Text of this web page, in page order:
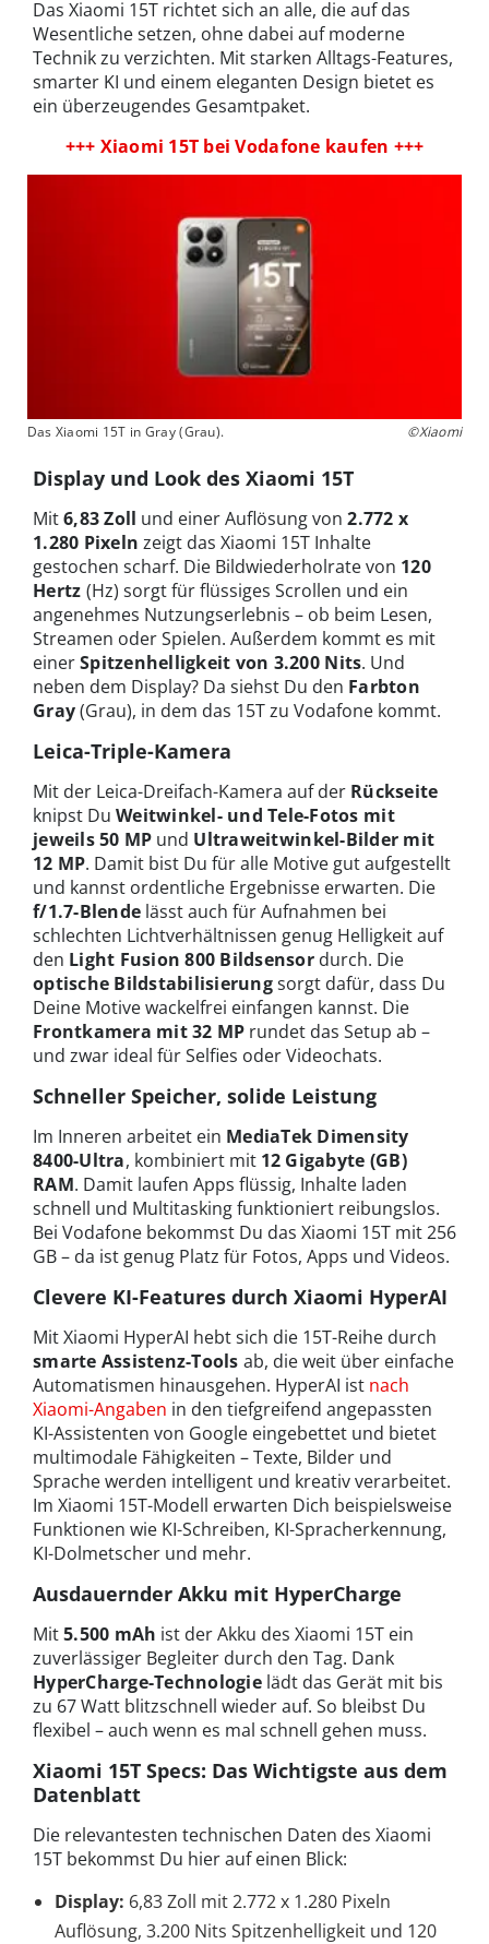
Das Xiaomi 15T richtet sich an alle, die auf das
Wesentliche setzen, ohne dabei auf moderne
Technik zu verzichten. Mit starken Alltags-Features,
smarter KI und einem eleganten Design bietet es
ein überzeugendes Gesamtpaket.
+++ Xiaomi 15T bei Vodafone kaufen +++
Das Xiaomi 15T in Gray (Grau). ©Xiaomi
Display und Look des Xiaomi 15T
Mit6,83 Zoll und einer Auflösung von2.772 x
1.280 Pixeln zeigt das Xiaomi 15T Inhalte
gestochen scharf. Die Bildwiederholrate von 120
Hertz (Hz) sorgt für flüssiges Scrollen und ein
angenehmes Nutzungserlebnis – ob beim Lesen,
Streamen oder Spielen. Außerdem kommt es mit
einerSpitzenhelligkeit von 3.200 Nits. Und
neben dem Display? Da siehst Du den Farbton
Gray(Grau), in dem das 15T zu Vodafone kommt.
Leica-Triple-Kamera
Mit der Leica-Dreifach-Kamera auf der Rückseite
knipst Du Weitwinkel- und Tele-Fotos mit
jeweils 50 MP und Ultraweitwinkel-Bilder mit
12 MP. Damit bist Du für alle Motive gut aufgestellt
und kannst ordentliche Ergebnisse erwarten. Die
f/1.7-Blende lässt auch für Aufnahmen bei
schlechten Lichtverhältnissen genug Helligkeit auf
den Light Fusion 800 Bildsensor durch. Die
optische Bildstabilisierungsorgt dafür, dass Du
Deine Motive wackelfrei einfangen kannst. Die
Frontkamera mit 32 MP rundet das Setup ab –
und zwar ideal für Selfies oder Videochats.
Schneller Speicher, solide Leistung
Im Inneren arbeitet ein MediaTek Dimensity
8400-Ultra, kombiniert mit 12 Gigabyte (GB)
RAM. Damit laufen Apps flüssig, Inhalte laden
schnell und Multitasking funktioniert reibungslos.
Bei Vodafone bekommst Du das Xiaomi 15T mit 256
GB – da ist genug Platz für Fotos, Apps und Videos.
Clevere KI-Features durch Xiaomi HyperAI
Mit Xiaomi HyperAI hebt sich die 15T-Reihe durch
smarte Assistenz-Tools ab, die weit über einfache
Automatismen hinausgehen. HyperAI ist nach
Xiaomi-Angaben in den tiefgreifend angepassten
KI-Assistenten von Google eingebettet und bietet
multimodale Fähigkeiten – Texte, Bilder und
Sprache werden intelligent und kreativ verarbeitet.
Im Xiaomi 15T-Modell erwarten Dich beispielsweise
Funktionen wie KI-Schreiben, KI-Spracherkennung,
KI-Dolmetscher und mehr.
Ausdauernder Akku mit HyperCharge
Mit5.500 mAh ist der Akku des Xiaomi 15T ein
zuverlässiger Begleiter durch den Tag. Dank
HyperCharge-Technologielädt das Gerät mit bis
zu 67 Watt blitzschnell wieder auf. So bleibst Du
flexibel – auch wenn es mal schnell gehen muss.
Xiaomi 15T Specs: Das Wichtigste aus dem
Datenblatt
Die relevantesten technischen Daten des Xiaomi
15T bekommst Du hier auf einen Blick:
Display: 6,83 Zoll mit 2.772 x 1.280 Pixeln
Auflösung, 3.200 Nits Spitzenhelligkeit und 120